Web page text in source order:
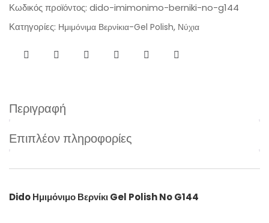
Κωδικός προϊόντος: dido-imimonimo-berniki-no-g144
Κατηγορίες: Ημιμόνιμα Βερνίκια-Gel Polish, Νύχια
Περιγραφή
Επιπλέον πληροφορίες
Dido Ημιμόνιμο Βερνίκι Gel Polish No G144